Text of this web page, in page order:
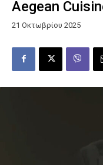
Aegean
21 Οκτωβρίου 2025